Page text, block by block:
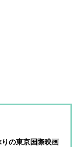
の東京国際映画